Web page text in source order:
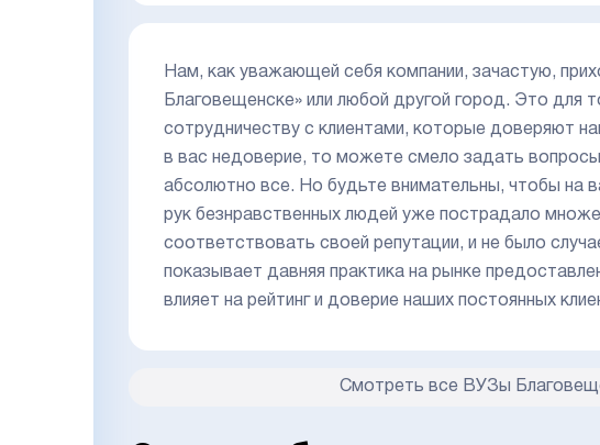
Нам, как уважающей себя компании, зачастую,
Благовещенске» или любой другой город. Это
сотрудничеству с клиентами, которые доверяют
в вас недоверие, то можете смело задать
абсолютно все. Но будьте внимательны, чтобы на
рук безнравственных людей уже пострадало
соответствовать своей репутации, и не было
показывает давняя практика на рынке
влияет на рейтинг и доверие наших постоянных
Смотреть все ВУЗы